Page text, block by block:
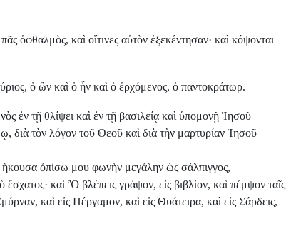
ὀφθαλμὸς, καὶ οἵτινες αὐτὸν ἐξεκέντησαν· καὶ κόψονται
ὁ ὢν καὶ ὁ ἦν καὶ ὁ ἐρχόμενος, ὁ παντοκράτωρ.
ἐν τῇ θλίψει καὶ ἐν τῇ βασιλείᾳ καὶ ὑπομονῇ Ἰησοῦ
τὸν λόγον τοῦ Θεοῦ καὶ διὰ τὴν μαρτυρίαν Ἰησοῦ
ἤκουσα ὀπίσω μου φωνὴν μεγάλην ὡς σάλπιγγος,
καὶ Ὃ βλέπεις γράψον, εἰς βιβλίον, καὶ πέμψον ταῖς
καὶ εἰς Πέργαμον, καὶ εἰς Θυάτειρα, καὶ εἰς Σάρδεις,